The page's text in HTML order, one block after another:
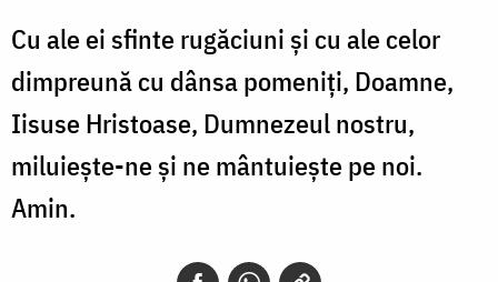
Cu ale ei sfinte rugăciuni și cu ale celor
dimpreună cu dânsa pomeniți, Doamne,
Iisuse Hristoase, Dumnezeul nostru,
miluiește-ne și ne mântuiește pe noi.
Amin.